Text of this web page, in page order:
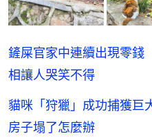
鏟屎官家中連續出現零
相讓人哭笑不得
貓咪「狩獵」成功捕獲巨
房子塌了怎麼辦